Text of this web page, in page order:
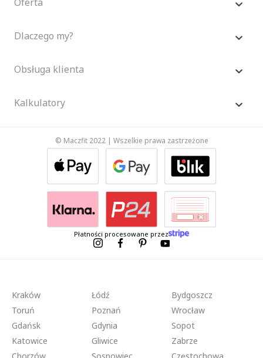
Dlaczego my?
Obsługa klienta
Kalkulatory
© Maczfit 2022 | Wszelkie prawa zastrzeżone
Płatności procesowane przez
Kraków Łódź
Bydgoszcz
Toruń
Poznań
Wrocław
Gdańsk
Gdynia
Sopot
Katowice
Gliwice
Zabrze